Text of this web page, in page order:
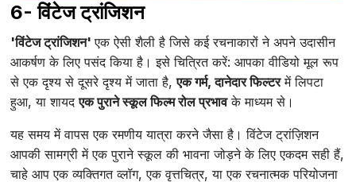
6- विंटेज ट्रांजिशन
'विंटेज ट्रांजिशन'एक ऐसी शैली है जिसे कई रचनाकारों ने अपने उदासीन
आकर्षण के लिए पसंद किया है। इसे चित्रित करें: आपका वीडियो मूल रूप
से एक दृश्य से दूसरे दृश्य में जाता है,एक गर्म, दानेदार फिल्टरमें लिपटा
हुआ, या शायदएक पुराने स्कूल फिल्म रोल प्रभावके माध्यम से।
यह समय में वापस एक रमणीय यात्रा करने जैसा है। विंटेज ट्रांज़िशन
आपकी सामग्री में एक पुराने स्कूल की भावना जोड़ने के लिए एकदम सही हैं,
चाहे आप एक व्यक्तिगत व्लॉग, एक वृत्तचित्र, या एक रचनात्मक परियोजना